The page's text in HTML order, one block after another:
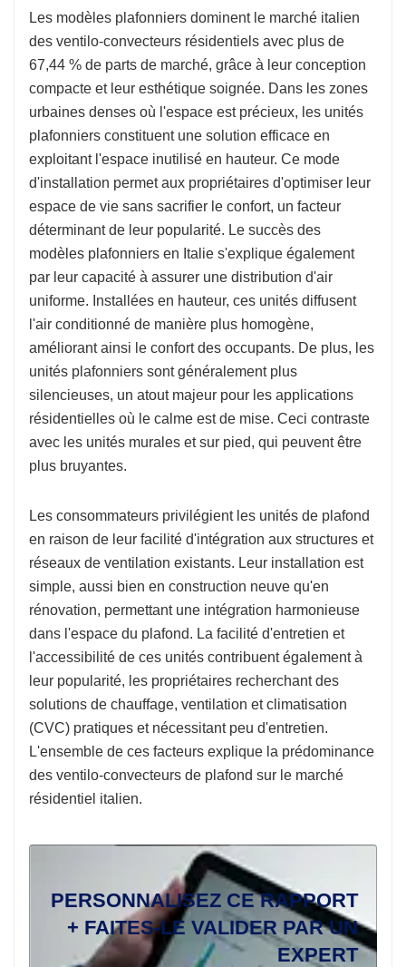
Les modèles plafonniers dominent le marché italien
des ventilo-convecteurs résidentiels avec plus de
67,44 % de parts de marché, grâce à leur conception
compacte et leur esthétique soignée. Dans les zones
urbaines denses où l'espace est précieux, les unités
plafonniers constituent une solution efficace en
exploitant l'espace inutilisé en hauteur. Ce mode
d'installation permet aux propriétaires d'optimiser leur
espace de vie sans sacrifier le confort, un facteur
déterminant de leur popularité. Le succès des
modèles plafonniers en Italie s'explique également
par leur capacité à assurer une distribution d'air
uniforme. Installées en hauteur, ces unités diffusent
l'air conditionné de manière plus homogène,
améliorant ainsi le confort des occupants. De plus, les
unités plafonniers sont généralement plus
silencieuses, un atout majeur pour les applications
résidentielles où le calme est de mise. Ceci contraste
avec les unités murales et sur pied, qui peuvent être
plus bruyantes.
Les consommateurs privilégient les unités de plafond
en raison de leur facilité d'intégration aux structures et
réseaux de ventilation existants. Leur installation est
simple, aussi bien en construction neuve qu'en
rénovation, permettant une intégration harmonieuse
dans l'espace du plafond. La facilité d'entretien et
l'accessibilité de ces unités contribuent également à
leur popularité, les propriétaires recherchant des
solutions de chauffage, ventilation et climatisation
(CVC) pratiques et nécessitant peu d'entretien.
L'ensemble de ces facteurs explique la prédominance
des ventilo-convecteurs de plafond sur le marché
résidentiel italien.
PERSONNALISEZ CE RAPPORT
+ FAITES-LE VALIDER PAR UN
EXPERT